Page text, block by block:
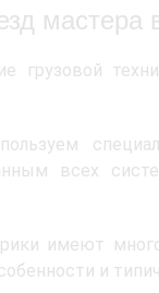
мастера
грузовой
всех
имеют
и